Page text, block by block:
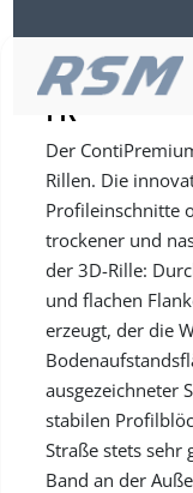
Continental
FR
Der
Rillen. Die
Profileinschnitte
trockener und
der 3D-Rille:
und flachen
erzeugt, der die
ausgezeichneter
stabilen
Straße stets sehr
Band an der